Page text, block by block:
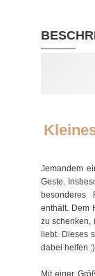
Jemandem
Geste.
besonderes
enthält. Dem
zu schenken,
liebt. Dieses
dabei helfen :)
Mit einer